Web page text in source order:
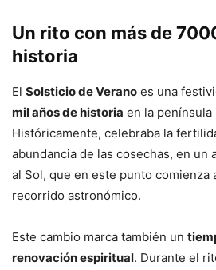
Un rito con más de
historia
El Solsticio de Verano es una
mil años de historia en la península
Históricamente, celebraba la
abundancia de las cosechas, en un
al Sol, que en este punto comienza
recorrido astronómico.
Este cambio marca también un
renovación espiritual. Durante el